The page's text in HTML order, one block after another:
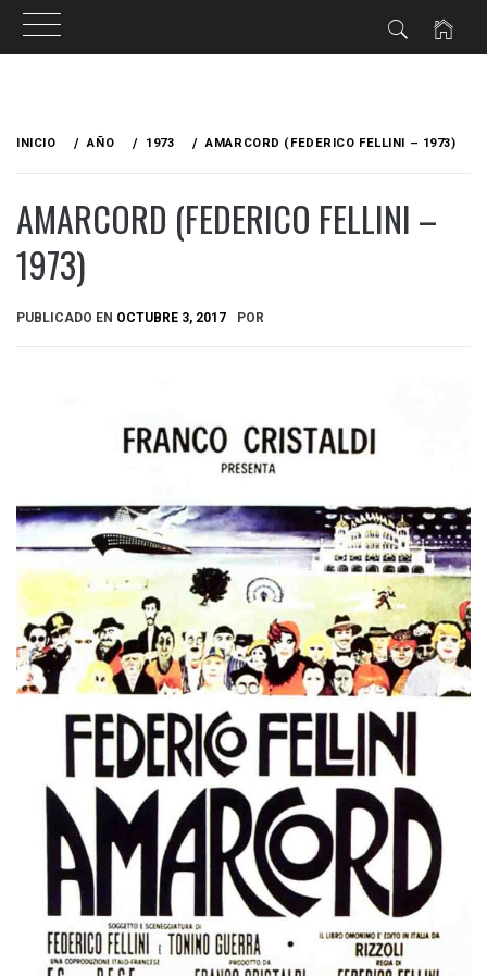
INICIO AÑO 1973 AMARCORD (FEDERICO FELLINI – 1973)
AMARCORD (FEDERICO FELLINI –
1973)
PUBLICADO EN OCTUBRE 3, 2017 POR